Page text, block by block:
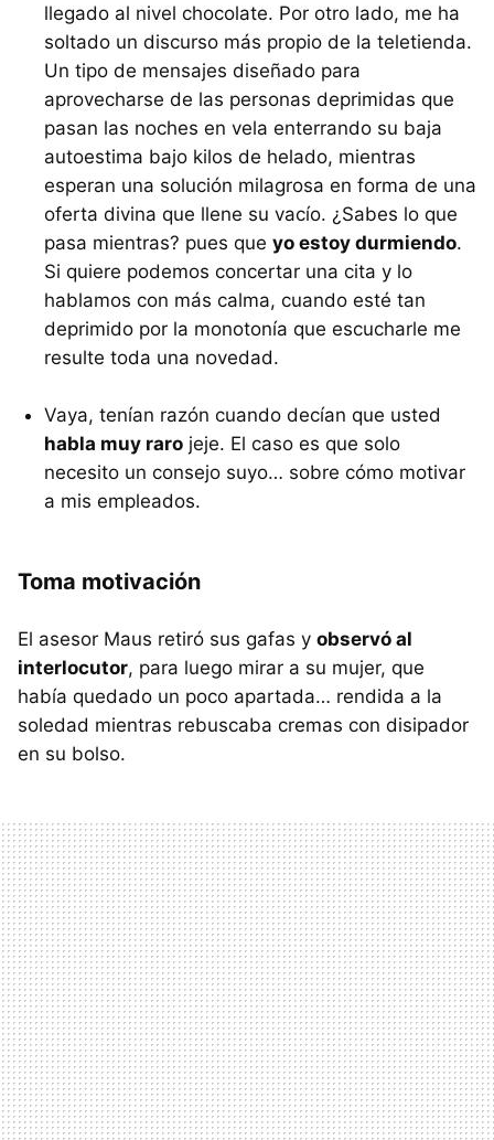
llegado al nivel chocolate. Por otro lado, me ha
soltado un discurso más propio de la teletienda.
Un tipo de mensajes diseñado para
aprovecharse de las personas deprimidas que
pasan las noches en vela enterrando su baja
autoestima bajo kilos de helado, mientras
esperan una solución milagrosa en forma de una
oferta divina que llene su vacío. ¿Sabes lo que
pasa mientras? pues que yo estoy durmiendo.
Si quiere podemos concertar una cita y lo
hablamos con más calma, cuando esté tan
deprimido por la monotonía que escucharle me
resulte toda una novedad.
Vaya, tenían razón cuando decían que usted
habla muy raro jeje. El caso es que solo
necesito un consejo suyo… sobre cómo motivar
a mis empleados.
Toma motivación
El asesor Maus retiró sus gafas y observó al
interlocutor, para luego mirar a su mujer, que
había quedado un poco apartada… rendida a la
soledad mientras rebuscaba cremas con disipador
en su bolso.